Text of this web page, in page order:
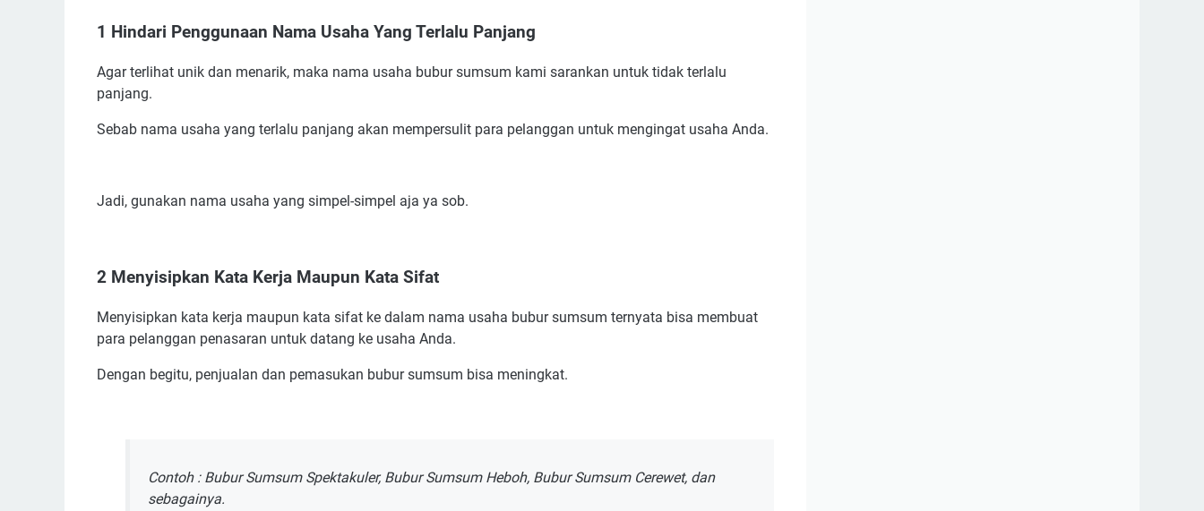
1 Hindari Penggunaan Nama Usaha Yang Terlalu Panjang
Agar terlihat unik dan menarik, maka nama usaha bubur sumsum kami sarankan untuk tidak terlalu
panjang.
Sebab nama usaha yang terlalu panjang akan mempersulit para pelanggan untuk mengingat usaha Anda.
Jadi, gunakan nama usaha yang simpel-simpel aja ya sob.
2 Menyisipkan Kata Kerja Maupun Kata Sifat
Menyisipkan kata kerja maupun kata sifat ke dalam nama usaha bubur sumsum ternyata bisa membuat
para pelanggan penasaran untuk datang ke usaha Anda.
Dengan begitu, penjualan dan pemasukan bubur sumsum bisa meningkat.
Contoh : Bubur Sumsum Spektakuler, Bubur Sumsum Heboh, Bubur Sumsum Cerewet, dan
sebagainya.